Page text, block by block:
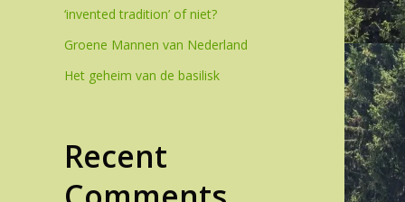
‘invented tradition’ of niet?
Groene Mannen van Nederland
Het geheim van de basilisk
Recent